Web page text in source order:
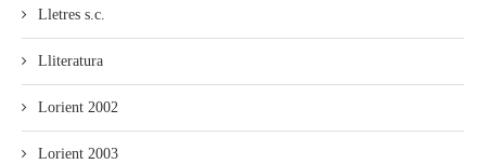
Lletres s.c.
Lliteratura
Lorient 2002
Lorient 2003